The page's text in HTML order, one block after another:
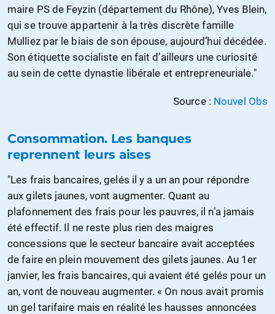
maire PS de Feyzin (département du Rhône), Yves Blein,
qui se trouve appartenir à la très discrète famille
Mulliez par le biais de son épouse, aujourd’hui décédée.
Son étiquette socialiste en fait d’ailleurs une curiosité
au sein de cette dynastie libérale et entrepreneuriale."
Source : Nouvel Obs
Consommation. Les banques
reprennent leurs aises
"Les frais bancaires, gelés il y a un an pour répondre
aux gilets jaunes, vont augmenter. Quant au
plafonnement des frais pour les pauvres, il n’a jamais
été effectif. Il ne reste plus rien des maigres
concessions que le secteur bancaire avait acceptées
de faire en plein mouvement des gilets jaunes. Au 1er
janvier, les frais bancaires, qui avaient été gelés pour un
an, vont de nouveau augmenter. « On nous avait promis
un gel tarifaire mais en réalité les hausses annoncées